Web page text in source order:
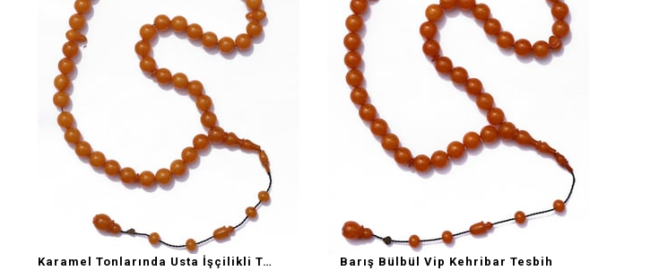
Karamel Tonlarında Usta İşçilikli Tesbih
Barış Bülbül Vip Kehribar Tesbih